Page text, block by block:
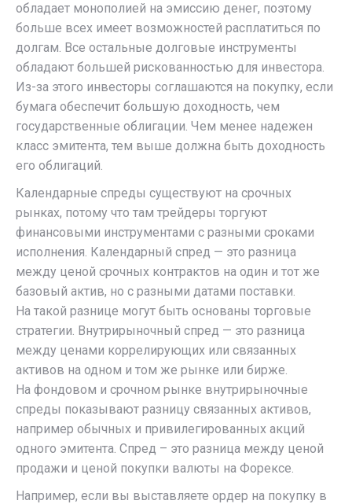
обладает монополией на эмиссию денег, поэтому
больше всех имеет возможностей расплатиться по
долгам. Все остальные долговые инструменты
обладают большей рискованностью для инвестора.
Из-за этого инвесторы соглашаются на покупку, если
бумага обеспечит большую доходность, чем
государственные облигации. Чем менее надежен
класс эмитента, тем выше должна быть доходность
его облигаций.
Календарные спреды существуют на срочных
рынках, потому что там трейдеры торгуют
финансовыми инструментами с разными сроками
исполнения. Календарный спред — это разница
между ценой срочных контрактов на один и тот же
базовый актив, но с разными датами поставки.
На такой разнице могут быть основаны торговые
стратегии. Внутрирыночный спред — это разница
между ценами коррелирующих или связанных
активов на одном и том же рынке или бирже.
На фондовом и срочном рынке внутрирыночные
спреды показывают разницу связанных активов,
например обычных и привилегированных акций
одного эмитента. Спред – это разница между ценой
продажи и ценой покупки валюты на Форексе.
Например, если вы выставляете ордер на покупку в